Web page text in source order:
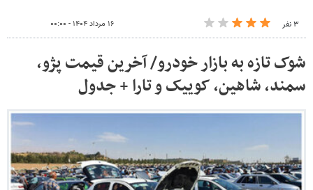
۳ نفر ۱۶ مرداد ۱۴۰۴ - ۰۰:۰۰
شوک تازه به بازار خودرو/ آخرین قیمت پژو،
سمند، شاهین، کوییک و تارا + جدول